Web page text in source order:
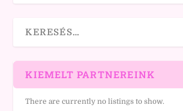
KIEMELT PARTNEREINK
There are currently no listings to show.